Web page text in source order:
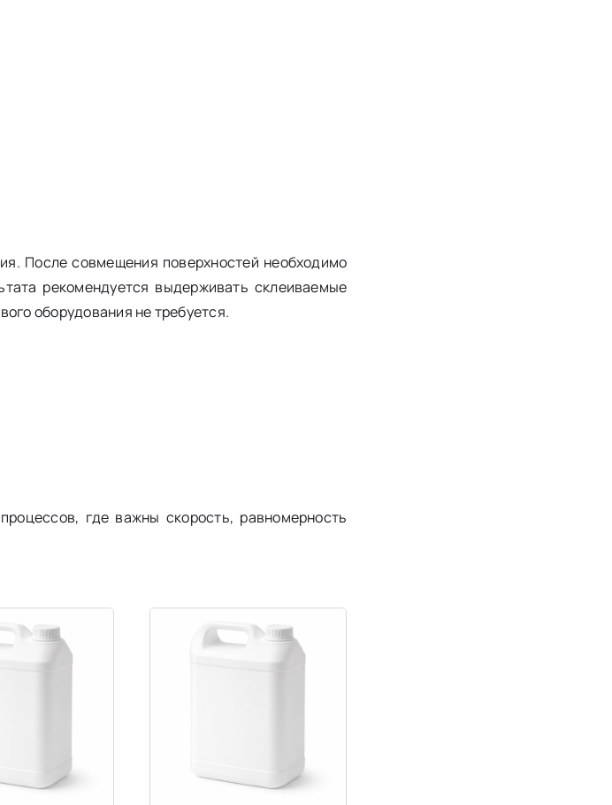
После совмещения поверхностей необходимо
рекомендуется выдерживать склеиваемые
оборудования не требуется.
где важны скорость, равномерность